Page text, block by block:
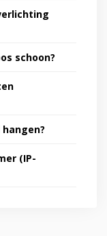
schoon?
(IP-